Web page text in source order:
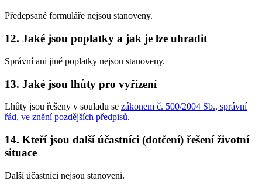
Předepsané formuláře nejsou stanoveny.
12. Jaké jsou poplatky a jak je lze uhradit
Správní ani jiné poplatky nejsou stanoveny.
13. Jaké jsou lhůty pro vyřízení
Lhůty jsou řešeny v souladu se zákonem č. 500/2004 Sb., správní
řád, ve znění pozdějších předpisů.
14. Kteří jsou další účastníci (dotčení) řešení životní
situace
Další účastníci nejsou stanoveni.